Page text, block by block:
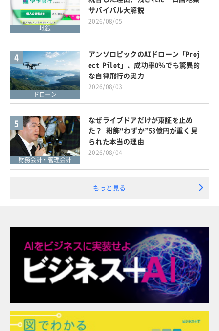
地銀
サバイバル大解説
2026/08/05
4
ドローン
アンソロピックのAIドローン「Proj
ect Pilot」、成功率0％でも驚異的
な自律飛行の実力
2026/08/03
5
財務会計・管理会計
なぜライブドアだけが東証を止め
た？ 粉飾“わずか”53億円が重く見
られた本当の理由
2026/08/04
もっと見る